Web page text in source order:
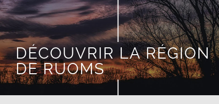
DÉCOUVRIR LA RÉGION
DE RUOMS